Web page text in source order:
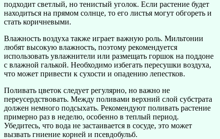
подходит светлый, но тенистый уголок. Если растение будет
находиться на прямом солнце, то его листья могут обгореть и
стать коричневыми.
Влажность воздуха также играет важную роль. Мильтонии
любят высокую влажность, поэтому рекомендуется
использовать увлажнители или размещать горшок на поддоне
с влажной галькой. Необходимо избегать пересушки воздуха,
что может привести к сухости и опадению лепестков.
Поливать цветок следует регулярно, но важно не
переусердствовать. Между поливами верхний слой субстрата
должен немного подсыхать. Рекомендуют поливать растение
примерно раз в неделю, особенно в теплый период.
Убедитесь, что вода не застаивается в сосуде, это может
вызвать гниение корней и псевдобульб.